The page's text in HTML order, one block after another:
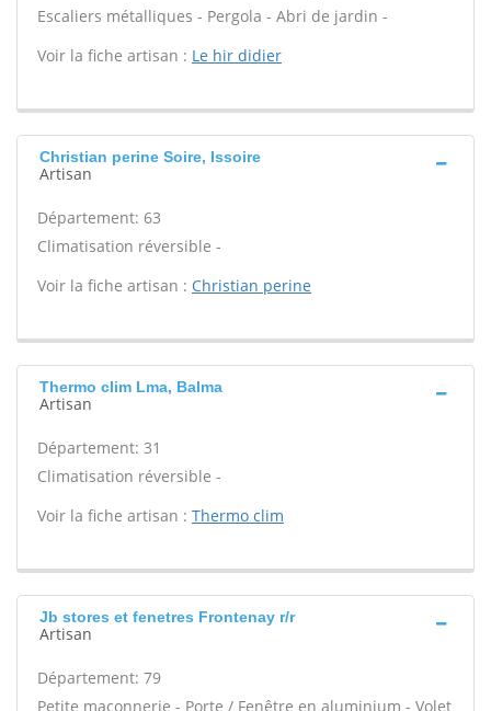
Escaliers métalliques - Pergola - Abri de jardin -
Voir la fiche artisan : Le hir didier
Christian perine Soire, Issoire
Artisan
Département: 63
Climatisation réversible -
Voir la fiche artisan : Christian perine
Thermo clim Lma, Balma
Artisan
Département: 31
Climatisation réversible -
Voir la fiche artisan : Thermo clim
Jb stores et fenetres Frontenay r/r
Artisan
Département: 79
Petite maçonnerie - Porte / Fenêtre en aluminium - Volet